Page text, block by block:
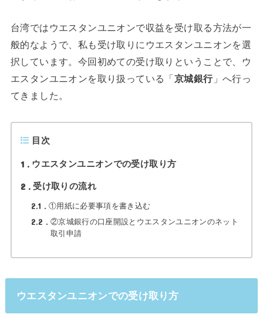
台湾ではウエスタンユニオンで収益を受け取る方法が一
般的なようで、私も受け取りにウエスタンユニオンを選
択しています。今回初めての受け取りということで、ウ
エスタンユニオンを取り扱っている「 京城銀行」へ行っ
てきました。
目次
1 ウエスタンユニオンでの受け取り方
2 受け取りの流れ
2.1 ①用紙に必要事項を書き込む
2.2
②京城銀行の口座開設とウエスタンユニオンのネット
取引申請
ウエスタンユニオンでの受け取り方